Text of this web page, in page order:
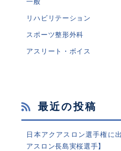
リハビリテーション
スポーツ整形外科
アスリート・ボイス
最近の投稿
日本アクアスロン選手権に
アスロン長島実桜選手】